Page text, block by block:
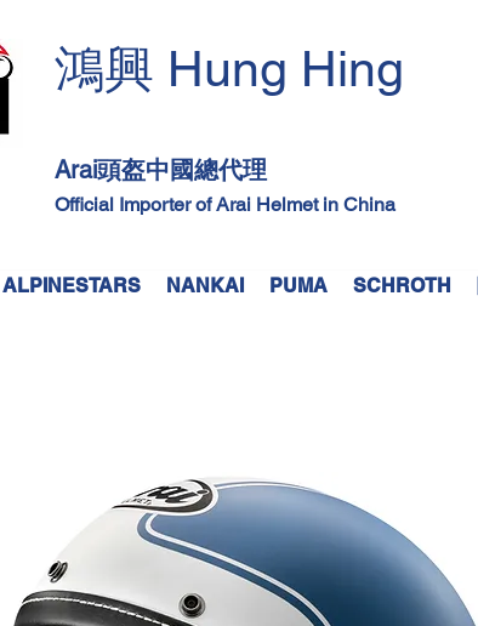
鴻興 Hung Hing
Arai頭盔中國總代理
Official Importer of Arai Helmet in China
ALPINESTARS NANKAI PUMA SCHROTH